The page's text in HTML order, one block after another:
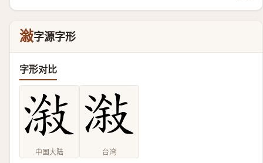
潊字源字形
字形对比
中国大陆 台湾